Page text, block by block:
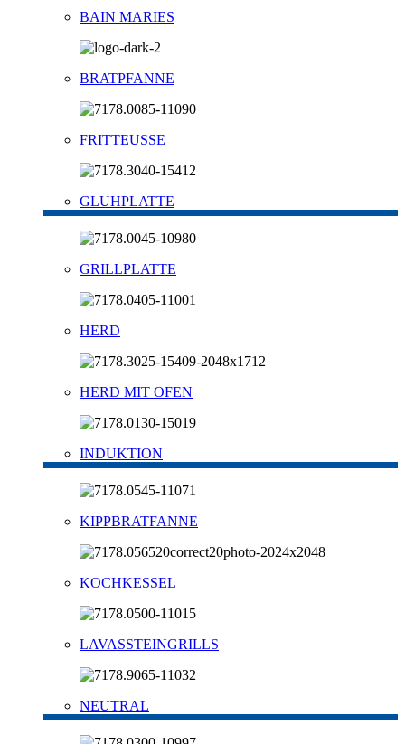
BAIN MARIES
BRATPFANNE
FRITTEUSSE
GLUHPLATTE
GRILLPLATTE
HERD
HERD MIT OFEN
INDUKTION
KIPPBRATFANNE
KOCHKESSEL
LAVASSTEINGRILLS
NEUTRAL